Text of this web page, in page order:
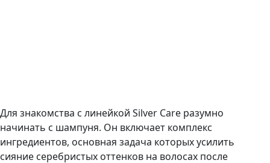
Для знакомства с линейкой Silver Care разумно
начинать с шампуня. Он включает комплекс
ингредиентов, основная задача которых усилить
сияние серебристых оттенков на волосах после